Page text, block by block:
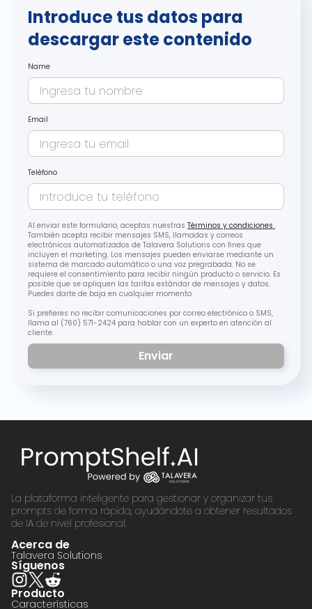
Introduce tus datos para
descargar este contenido
Name
Email
Teléfono
Al enviar este formulario, aceptas nuestras Términos y condiciones .
También acepta recibir mensajes SMS, llamadas y correos
electrónicos automatizados de Talavera Solutions con fines que
incluyen el marketing. Los mensajes pueden enviarse mediante un
sistema de marcado automático o una voz pregrabada. No se
requiere el consentimiento para recibir ningún producto o servicio. Es
posible que se apliquen las tarifas estándar de mensajes y datos.
Puedes darte de baja en cualquier momento.
Si prefieres no recibir comunicaciones por correo electrónico o SMS,
llama al (760) 571-2424 para hablar con un experto en atención al
cliente.
La plataforma inteligente para gestionar y organizar tus
prompts de forma rápida, ayudándote a obtener resultados
de IA de nivel profesional.
Acerca de
Talavera Solutions
Síguenos
Producto
Características